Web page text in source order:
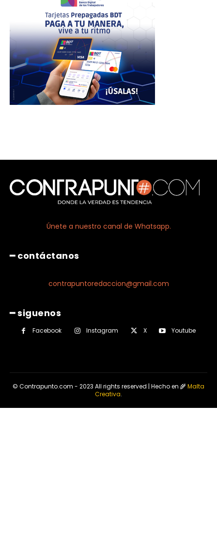
Únete a nuestro canal de Whatsapp.
━ contáctanos
contrapuntoredaccion@gmail.com
━ siguenos
Facebook Instagram X Youtube
© Contrapunto.com - 2023 All rights reserved | Hecho en 🌾Malta
Creativa.